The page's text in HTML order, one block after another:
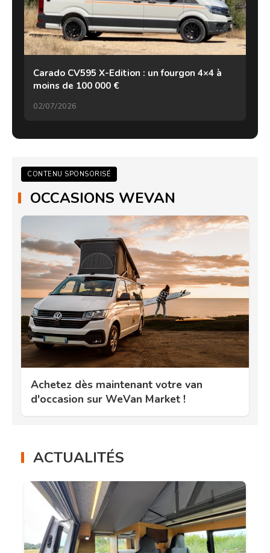
Carado CV595 X-Edition : un fourgon 4×4 à
moins de 100 000 €
02/07/2026
CONTENU SPONSORISÉ
OCCASIONS WEVAN
Achetez dès maintenant votre van
d'occasion sur WeVan Market !
ACTUALITÉS